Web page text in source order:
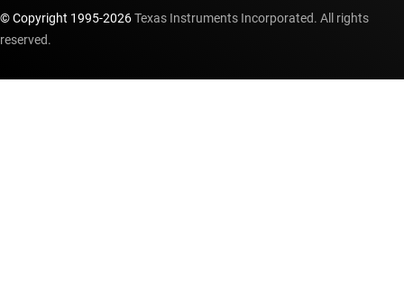
© Copyright 1995-2026Texas Instruments Incorporated. All rights
reserved.